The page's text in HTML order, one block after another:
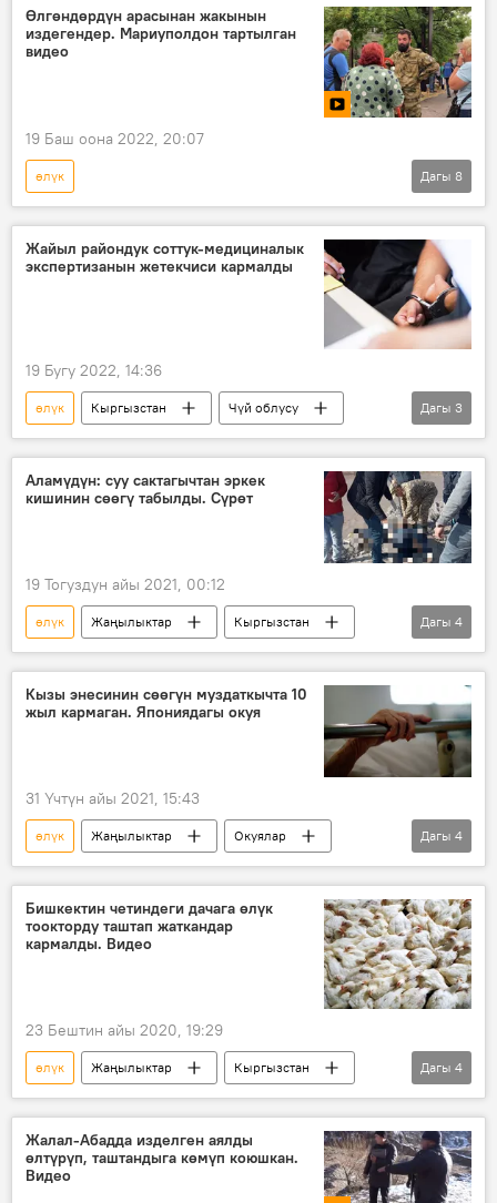
куткаруучулар
Өлгөндөрдүн арасынан жакынын
издегендер. Мариуполдон тартылган
видео
19 Баш оона 2022, 20:07
өлүк
Россиянын Донбассты коргоо боюнча атайын операциясы
Дүйнөдө
Мариуполь
ДНК
ӨКМ
Украина
Дагы 8
Жайыл райондук соттук-медициналык
экспертизанын жетекчиси кармалды
19 Бугу 2022, 14:36
өлүк Кыргызстан
Чүй облусу
Жайыл району
өлүккана күбөлүк
Дагы 3
Аламүдүн: суу сактагычтан эркек
кишинин сөөгү табылды. Сүрөт
19 Тогуздун айы 2021, 00:12
өлүк Жаңылыктар
Кыргызстан
Окуялар
Аламүдүн району
канал
куткаруучу
Дагы 4
Кызы энесинин сөөгүн муздаткычта 10
жыл кармаган. Япониядагы окуя
31 Үчтүн айы 2021, 15:43
өлүк Жаңылыктар
Окуялар
Дүйнөдө
Япония
муздаткыч
Дагы 4
Бишкектин четиндеги дачага өлүк
тоокторду таштап жаткандар
кармалды. Видео
23 Бештин айы 2020, 19:29
өлүк Жаңылыктар
Кыргызстан
Окуялар
тоок
айыл өкмөтү
дача
Дагы 4
Жалал-Абадда изделген аялды
өлтүрүп, таштандыга көмүп коюшкан.
Видео